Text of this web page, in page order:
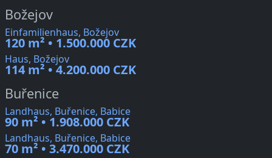
Božejov
Einfamilienhaus, Božejov
120 m² • 1.500.000 CZK
Haus, Božejov
114 m² • 4.200.000 CZK
Buřenice
Landhaus, Buřenice, Babice
90 m² • 1.908.000 CZK
Landhaus, Buřenice, Babice
70 m² • 3.470.000 CZK